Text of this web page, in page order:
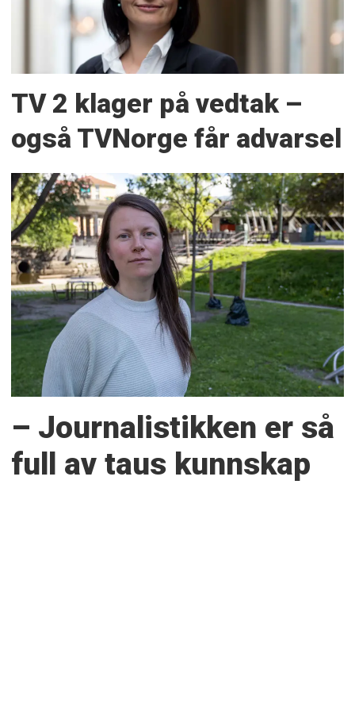
TV 2 klager på vedtak –
også TVNorge får advarsel
– Journalistikken er så
full av taus kunnskap